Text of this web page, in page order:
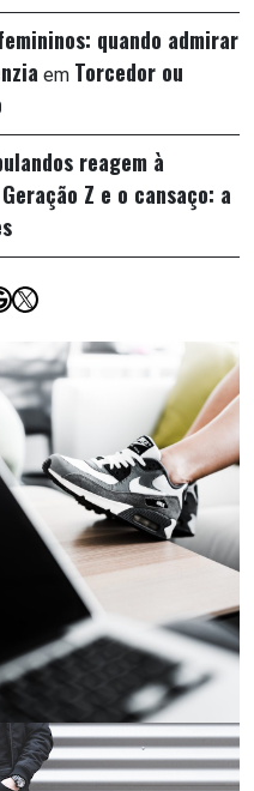
quando admirar
em Torcedor ou
reagem à
Geração Z e o cansaço: a
X